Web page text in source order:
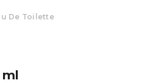
De Toilette
ml